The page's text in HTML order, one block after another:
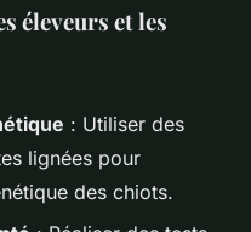
éleveurs et les
: Utiliser des
lignées pour
des chiots.